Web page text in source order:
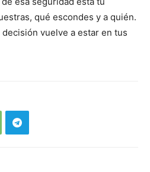
qué escondes y a quién.
decisión vuelve a estar en tus